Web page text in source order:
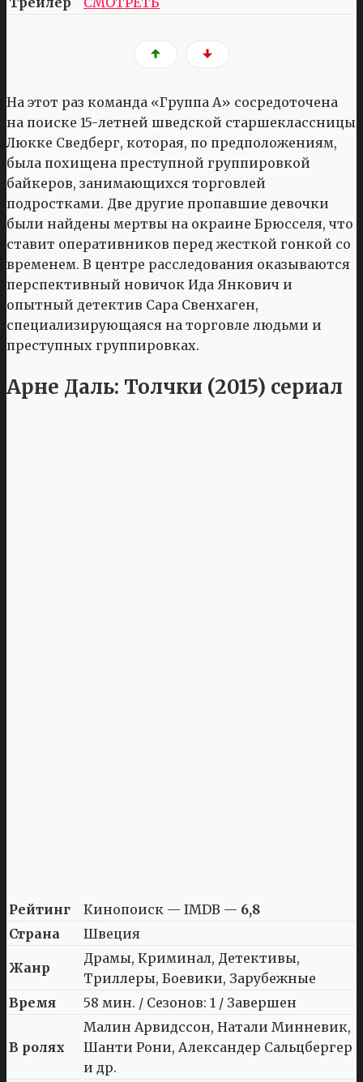
На этот раз команда «Группа А» сосредоточена
на поиске 15-летней шведской старшеклассницы
Люкке Сведберг, которая, по предположениям,
была похищена преступной группировкой
байкеров, занимающихся торговлей
подростками. Две другие пропавшие девочки
были найдены мертвы на окраине Брюсселя, что
ставит оперативников перед жесткой гонкой со
временем. В центре расследования оказываются
перспективный новичок Ида Янкович и
опытный детектив Сара Свенхаген,
специализирующаяся на торговле людьми и
преступных группировках.
Арне Даль: Толчки (2015) сериал
Рейтинг Кинопоиск — IMDB — 6,8
Страна
Швеция
Жанр
Драмы, Криминал, Детективы,
Триллеры, Боевики, Зарубежные
Время
58 мин. / Сезонов: 1 / Завершен
В ролях
Малин Арвидссон, Натали Минневик,
Шанти Рони, Александер Сальцбергер
и др.